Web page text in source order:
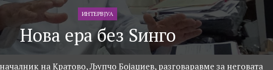
ИНТЕРВЈУА
Нова ера без Ѕинго
на Кратово, Љупчо Бојаџиев, разговаравме за неговата